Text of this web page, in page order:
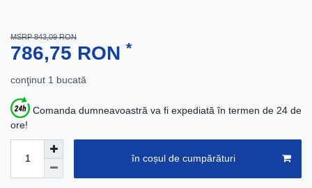
MSRP 843,09 RON
786,75 RON *
conţinut 1 bucată
Comanda dumneavoastră va fi expediată în termen de 24 de
ore!
în coșul de cumpărături